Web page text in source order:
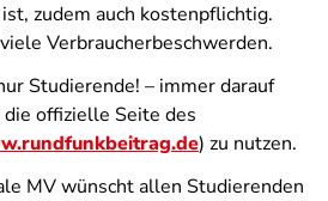
zudem auch kostenpflichtig.
Verbraucherbeschwerden.
Studierende! – immer darauf
offizielle Seite des
) zu nutzen.
MV wünscht allen Studierenden